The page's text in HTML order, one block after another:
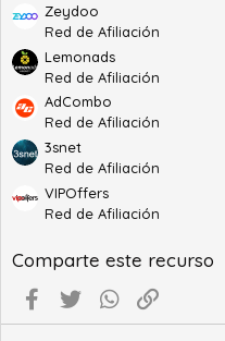
Zeydoo
Red de Afiliación
Lemonads
Red de Afiliación
AdCombo
Red de Afiliación
3snet
Red de Afiliación
VIPOffers
Red de Afiliación
Comparte este recurso
Facebook
Twitter WhatsApp